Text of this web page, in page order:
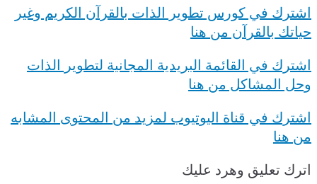
اشترك في كورس تطوير الذات بالقرآن الكريم وغير
حياتك بالقرآن من هنا
اشترك في القائمة البريدية المجانية لتطوير الذات
وحل المشاكل من هنا
اشترك في قناة اليوتيوب لمزيد من المحتوى المشابه
من هنا
اترك تعليق وهرد عليك